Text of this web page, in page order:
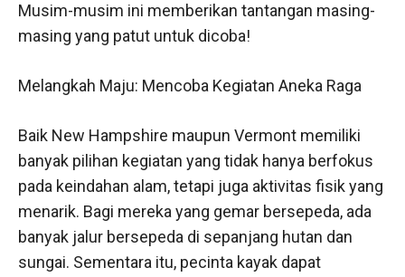
Musim-musim ini memberikan tantangan masing-
masing yang patut untuk dicoba!
Melangkah Maju: Mencoba Kegiatan Aneka Raga
Baik New Hampshire maupun Vermont memiliki
banyak pilihan kegiatan yang tidak hanya berfokus
pada keindahan alam, tetapi juga aktivitas fisik yang
menarik. Bagi mereka yang gemar bersepeda, ada
banyak jalur bersepeda di sepanjang hutan dan
sungai. Sementara itu, pecinta kayak dapat